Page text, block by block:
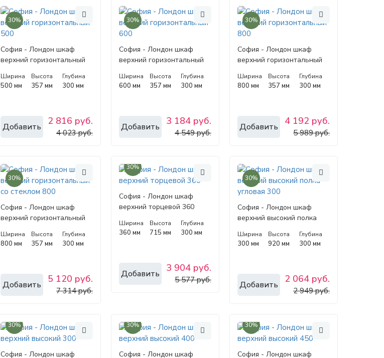
30%
София - Лондон шкаф
верхний горизонтальный
Ширина
500 мм
Высота
357 мм
Глубина
300 мм
Добавить 2 816 руб.
4 023 руб.
30%
София - Лондон шкаф
верхний горизонтальный
Ширина
600 мм
Высота
357 мм
Глубина
300 мм
Добавить 3 184 руб.
4 549 руб.
30%
София - Лондон шкаф
верхний горизонтальный
Ширина
800 мм
Высота
357 мм
Глубина
300 мм
Добавить 4 192 руб.
5 989 руб.
30%
София - Лондон шкаф
верхний горизонтальный
Ширина
800 мм
Высота
357 мм
Глубина
300 мм
Добавить 5 120 руб.
7 314 руб.
30%
София - Лондон шкаф
верхний торцевой 360
Ширина
360 мм
Высота
715 мм
Глубина
300 мм
Добавить 3 904 руб.
5 577 руб.
30%
София - Лондон шкаф
верхний высокий полка
Ширина
300 мм
Высота
920 мм
Глубина
300 мм
Добавить 2 064 руб.
2 949 руб.
30%
София - Лондон шкаф
30%
София - Лондон шкаф
30%
София - Лондон шкаф